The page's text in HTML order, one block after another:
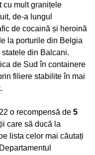
cu mult granițele
de-a lungul
de cocaină și heroină
la porturile din Belgia
din Balcani.
de Sud în containere
filiere stabilite în mai
o recompensă de 5
care să ducă la
lista celor mai căutați